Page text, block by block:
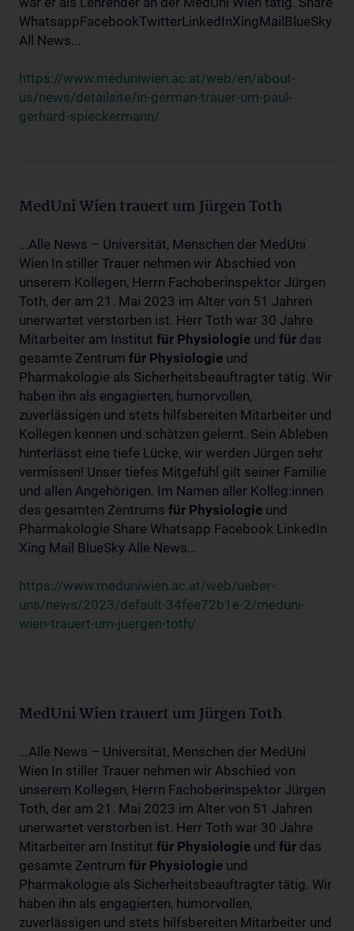
WhatsappFacebookTwitterLinkedInXingMailBlueSky
All News...
https://www.meduniwien.ac.at/web/en/about-
us/news/detailsite/in-german-trauer-um-paul-
gerhard-spieckermann/
MedUni Wien trauert um Jürgen Toth
...Alle News – Universität, Menschen der MedUni
Wien In stiller Trauer nehmen wir Abschied von
unserem Kollegen, Herrn Fachoberinspektor Jürgen
Toth, der am 21. Mai 2023 im Alter von 51 Jahren
unerwartet verstorben ist. Herr Toth war 30 Jahre
Mitarbeiter am Institut für Physiologie und für das
gesamte Zentrum für Physiologie und
Pharmakologie als Sicherheitsbeauftragter tätig. Wir
haben ihn als engagierten, humorvollen,
zuverlässigen und stets hilfsbereiten Mitarbeiter und
Kollegen kennen und schätzen gelernt. Sein Ableben
hinterlässt eine tiefe Lücke, wir werden Jürgen sehr
vermissen! Unser tiefes Mitgefühl gilt seiner Familie
und allen Angehörigen. Im Namen aller Kolleg:innen
des gesamten Zentrums für Physiologie und
Pharmakologie Share Whatsapp Facebook LinkedIn
Xing Mail BlueSky Alle News...
https://www.meduniwien.ac.at/web/ueber-
uns/news/2023/default-34fee72b1e-2/meduni-
wien-trauert-um-juergen-toth/
MedUni Wien trauert um Jürgen Toth
...Alle News – Universität, Menschen der MedUni
Wien In stiller Trauer nehmen wir Abschied von
unserem Kollegen, Herrn Fachoberinspektor Jürgen
Toth, der am 21. Mai 2023 im Alter von 51 Jahren
unerwartet verstorben ist. Herr Toth war 30 Jahre
Mitarbeiter am Institut für Physiologie und für das
gesamte Zentrum für Physiologie und
Pharmakologie als Sicherheitsbeauftragter tätig. Wir
haben ihn als engagierten, humorvollen,
zuverlässigen und stets hilfsbereiten Mitarbeiter und